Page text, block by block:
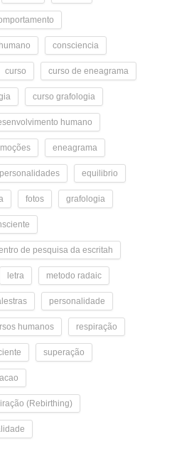
consciencia
curso curso de eneagrama
curso grafologia
humano
eneagrama
equilibrio
fotos grafologia
de pesquisa da escritah
letra metodo radaic
personalidade
humanos respiração
superação
(Rebirthing)